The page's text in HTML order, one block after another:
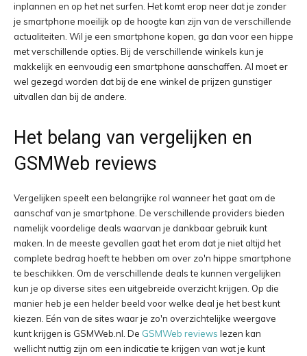
inplannen en op het net surfen. Het komt erop neer dat je zonder
je smartphone moeilijk op de hoogte kan zijn van de verschillende
actualiteiten. Wil je een smartphone kopen, ga dan voor een hippe
met verschillende opties. Bij de verschillende winkels kun je
makkelijk en eenvoudig een smartphone aanschaffen. Al moet er
wel gezegd worden dat bij de ene winkel de prijzen gunstiger
uitvallen dan bij de andere.
Het belang van vergelijken en
GSMWeb reviews
Vergelijken speelt een belangrijke rol wanneer het gaat om de
aanschaf van je smartphone. De verschillende providers bieden
namelijk voordelige deals waarvan je dankbaar gebruik kunt
maken. In de meeste gevallen gaat het erom dat je niet altijd het
complete bedrag hoeft te hebben om over zo'n hippe smartphone
te beschikken. Om de verschillende deals te kunnen vergelijken
kun je op diverse sites een uitgebreide overzicht krijgen. Op die
manier heb je een helder beeld voor welke deal je het best kunt
kiezen. Eén van de sites waar je zo'n overzichtelijke weergave
kunt krijgen is GSMWeb.nl. De GSMWeb reviews lezen kan
wellicht nuttig zijn om een indicatie te krijgen van wat je kunt